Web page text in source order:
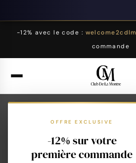
-12% avec le code : welcome2cdlm
commande
OFFRE EXCLUSIVE
-12% sur votre
première commande